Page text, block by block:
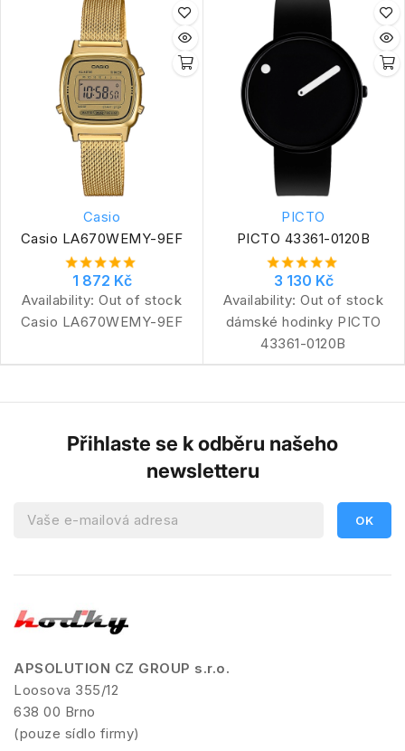
Casio
Casio LA670WEMY-9EF
1 872 Kč
Availability: Out of stock
Casio LA670WEMY-9EF
PICTO
PICTO 43361-0120B
3 130 Kč
Availability: Out of stock
dámské hodinky PICTO
43361-0120B
Přihlaste se k odběru našeho
newsletteru
APSOLUTION CZ GROUP s.r.o.
Loosova 355/12
638 00 Brno
(pouze sídlo firmy)